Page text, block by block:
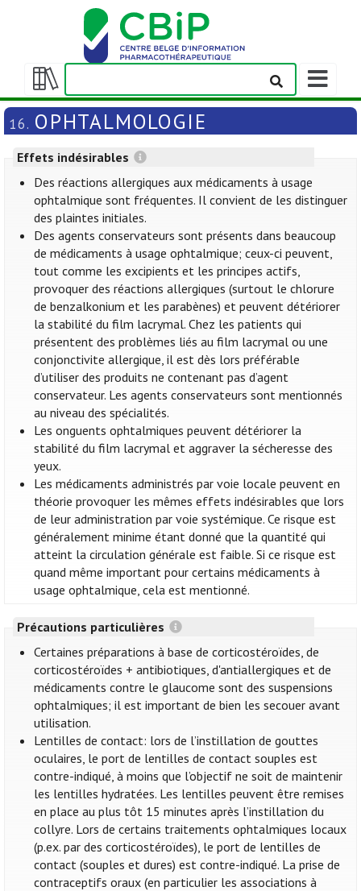
Afficher/masquer
la
table
matières
Afficher/
la
barre
navigation
16. OPHTALMOLOGIE
Effets indésirables
Des réactions allergiques aux médicaments à usage
ophtalmique sont fréquentes. Il convient de les distinguer
des plaintes initiales.
Des agents conservateurs sont présents dans beaucoup
de médicaments à usage ophtalmique; ceux-ci peuvent,
tout comme les excipients et les principes actifs,
provoquer des réactions allergiques (surtout le chlorure
de benzalkonium et les parabènes) et peuvent détériorer
la stabilité du film lacrymal. Chez les patients qui
présentent des problèmes liés au film lacrymal ou une
conjonctivite allergique, il est dès lors préférable
d’utiliser des produits ne contenant pas d’agent
conservateur. Les agents conservateurs sont mentionnés
au niveau des spécialités.
Les onguents ophtalmiques peuvent détériorer la
stabilité du film lacrymal et aggraver la sécheresse des
yeux.
Les médicaments administrés par voie locale peuvent en
théorie provoquer les mêmes effets indésirables que lors
de leur administration par voie systémique. Ce risque est
généralement minime étant donné que la quantité qui
atteint la circulation générale est faible. Si ce risque est
quand même important pour certains médicaments à
usage ophtalmique, cela est mentionné.
Précautions particulières
Certaines préparations à base de corticostéroïdes, de
corticostéroïdes + antibiotiques, d'antiallergiques et de
médicaments contre le glaucome sont des suspensions
ophtalmiques; il est important de bien les secouer avant
utilisation.
Lentilles de contact: lors de l’instillation de gouttes
oculaires, le port de lentilles de contact souples est
contre-indiqué, à moins que l’objectif ne soit de maintenir
les lentilles hydratées. Les lentilles peuvent être remises
en place au plus tôt 15 minutes après l’instillation du
collyre. Lors de certains traitements ophtalmiques locaux
(p.ex. par des corticostéroïdes), le port de lentilles de
contact (souples et dures) est contre-indiqué. La prise de
contraceptifs oraux (en particulier les associations à